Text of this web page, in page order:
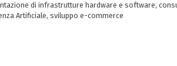
di infrastrutture hardware e software,
Artificiale, sviluppo e-commerce